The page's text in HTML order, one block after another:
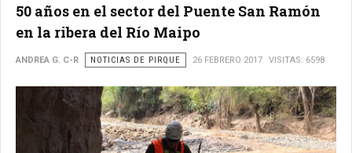
50 años en el sector del Puente San Ramón
en la ribera del Río Maipo
ANDREA G. C-R NOTICIAS DE PIRQUE 26 FEBRERO 2017 VISITAS: 6598